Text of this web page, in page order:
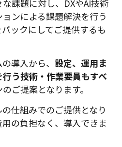
課題に対し、DXやAI技術
ンによる課題解決を行う
ックにしてご提供するも
導入から、 設定、運用ま
う技術・作業要員もすべ
ご提案となります。
仕組みでのご提供となり
の負担なく、導入できま